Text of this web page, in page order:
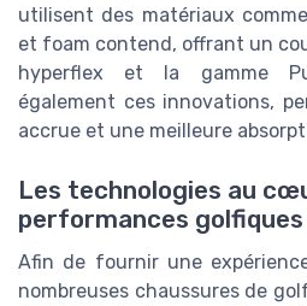
utilisent des matériaux
et foam contend, offrant un
hyperflex et la gamme
également ces innovations,
accrue et une meilleure
Les technologies au
performances golfiques
Afin de fournir une
nombreuses chaussures de